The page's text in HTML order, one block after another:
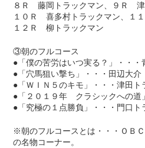
８Ｒ 藤岡トラックマン、９Ｒ 津
１０Ｒ 喜多村トラックマン、１
１２Ｒ 柳トラックマン
③朝のフルコース
●「僕の苦労はいつ実る？」・・・
●「穴馬狙い撃ち」・・・田辺大介
●「ＷＩＮ５のキモ」・・・津田ト
●「２０１９年 クラシックへの道
●「究極の１点勝負」・・・門口ト
※朝のフルコースとは・・・ＯＢ
の名物コーナー。